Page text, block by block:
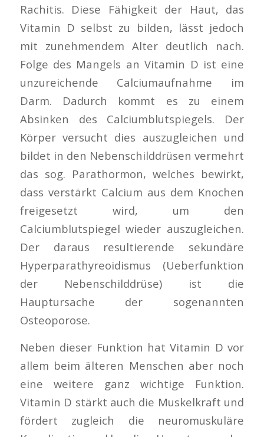
Rachitis. Diese Fähigkeit der Haut, das
Vitamin D selbst zu bilden, lässt jedoch
mit zunehmendem Alter deutlich nach.
Folge des Mangels an Vitamin D ist eine
unzureichende Calciumaufnahme im
Darm. Dadurch kommt es zu einem
Absinken des Calciumblutspiegels. Der
Körper versucht dies auszugleichen und
bildet in den Nebenschilddrüsen vermehrt
das sog. Parathormon, welches bewirkt,
dass verstärkt Calcium aus dem Knochen
freigesetzt wird, um den
Calciumblutspiegel wieder auszugleichen.
Der daraus resultierende sekundäre
Hyperparathyreoidismus (Ueberfunktion
der Nebenschilddrüse) ist die
Hauptursache der sogenannten
Osteoporose.
Neben dieser Funktion hat Vitamin D vor
allem beim älteren Menschen aber noch
eine weitere ganz wichtige Funktion.
Vitamin D stärkt auch die Muskelkraft und
fördert zugleich die neuromuskuläre